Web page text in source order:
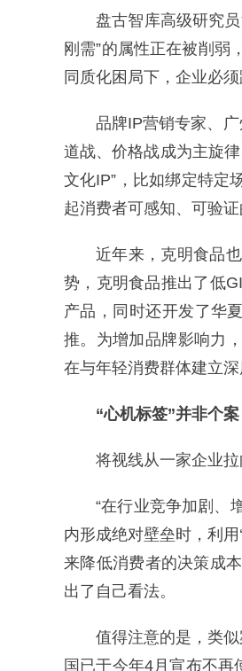
盘古智库高级研究
刚需”的属性正在被削弱
同质化困局下，企业必
品牌IP营销专家、
道战、价格战成为主旋
文化IP”，比如绑定特定
起消费者可感知、可验证
近年来，克明食品
势，克明食品推出了低
产品，同时还开发了华
推。为增加品牌影响力
在与年轻消费群体建立深
“心机标签”并非个案
将视线从一家企业
“在行业竞争加剧、
内形成绝对壁垒时，利用
来降低消费者的决策成
出了自己看法。
值得注意的是，类
国已于今年4月宣布不再